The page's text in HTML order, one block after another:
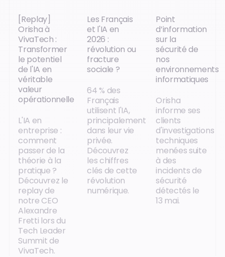
[Replay]
Orisha à
VivaTech :
Transformer
le potentiel
de l'IA en
véritable
valeur
opérationnelle
L'IA en
entreprise :
comment
passer de la
théorie à la
pratique ?
Découvrez le
replay de
notre CEO
Alexandre
Fretti lors du
Tech Leader
Summit de
VivaTech.
Les Français
et l'IA en
2026 :
révolution ou
fracture
sociale ?
64 % des
Français
utilisent l'IA,
principalement
dans leur vie
privée.
Découvrez
les chiffres
clés de cette
révolution
numérique.
Point
d’information
sur la
sécurité de
nos
environnements
informatiques
Orisha
informe ses
clients
d'investigations
techniques
menées suite
à des
incidents de
sécurité
détectés le
13 mai.